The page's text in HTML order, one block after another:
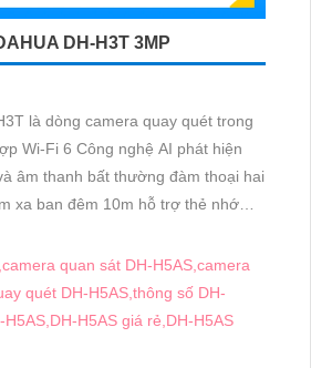
DH-H3T 3MP
là dòng camera quay quét trong
Wi-Fi 6 Công nghệ AI phát hiện
âm thanh bất thường đàm thoại hai
xa ban đêm 10m hỗ trợ thẻ nhớ